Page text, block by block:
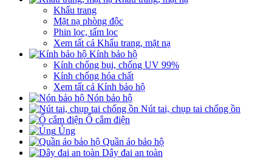
Khẩu trang
Mặt nạ phòng độc
Phin lọc, tấm lọc
Xem tất cả Khẩu trang, mặt nạ
Kính bảo hộ
Kính chống bụi, chống UV 99%
Kính chống hóa chất
Xem tất cả Kính bảo hộ
Nón bảo hộ
Nút tai, chụp tai chống ồn
Ổ cắm điện
Ủng
Quần áo bảo hộ
Dây đai an toàn